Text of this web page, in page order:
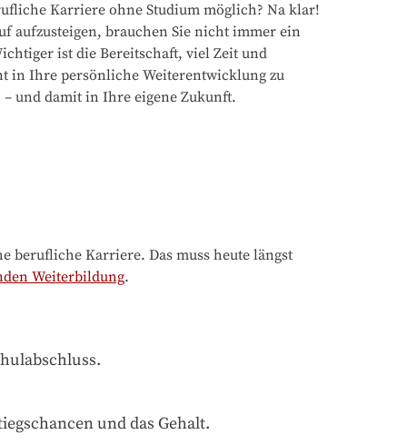
Karriere ohne Studium möglich? Na klar!
aufzusteigen, brauchen Sie nicht immer ein
ist die Bereitschaft, viel Zeit und
in Ihre persönliche Weiterentwicklung zu
und damit in Ihre eigene Zukunft.
berufliche Karriere. Das muss heute längst
Weiterbildung.
und das Gehalt.